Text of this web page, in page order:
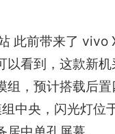
此前带来了 vivo
以看到，这款新
组，预计搭载后
中央，闪光灯位